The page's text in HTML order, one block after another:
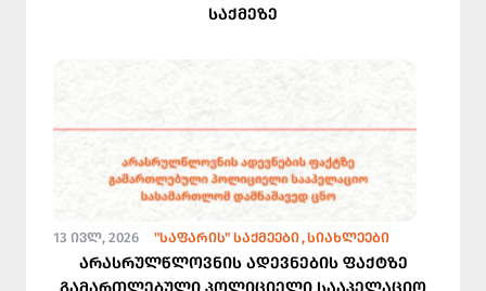
საქმეზე
13 ᲘᲕᲚ, 2026 "ᲡᲐᲤᲐᲠᲘᲡ" ᲡᲐᲥᲛᲔᲔᲑᲘ ᲡᲘᲐᲮᲚᲔᲔᲑᲘ
არასრულწლოვნის ადევნების ფაქტზე